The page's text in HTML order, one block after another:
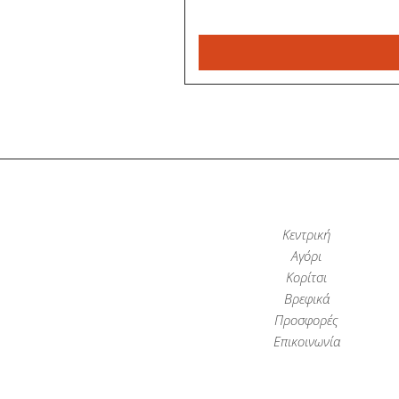
Κεντρική
Αγόρι
Κορίτσι
Βρεφικά
Προσφορές
Επικοινωνία